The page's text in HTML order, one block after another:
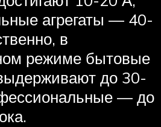
агрегаты — 40-
в
режиме бытовые
до 30-
— до